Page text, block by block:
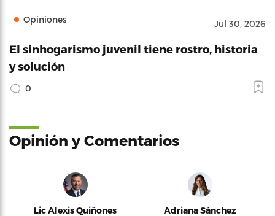
Opiniones Jul 30, 2026
El sinhogarismo juvenil tiene rostro, historia
y solución
0
Opinión y Comentarios
Lic Alexis Quiñones Adriana Sánchez